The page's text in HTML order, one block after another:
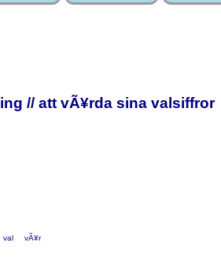
// att vÃ¥rda sina valsiffror
val vÃ¥r